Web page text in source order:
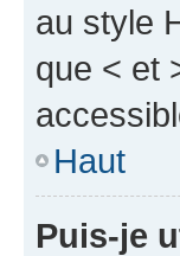
au style
que < et
Haut
Puis-je